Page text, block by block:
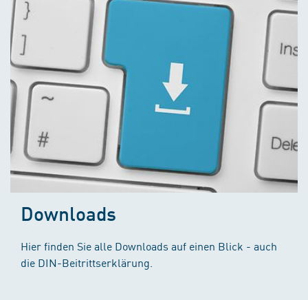
Downloads
Hier finden Sie alle Downloads auf einen Blick - auch
die DIN-Beitrittserklärung.